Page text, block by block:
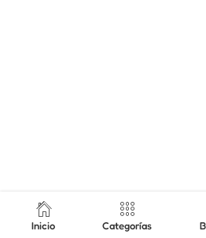
Inicio Categorías